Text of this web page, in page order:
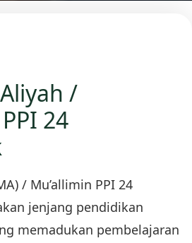
/
24
/ Mu’allimin PPI 24
jenjang pendidikan
memadukan pembelajaran